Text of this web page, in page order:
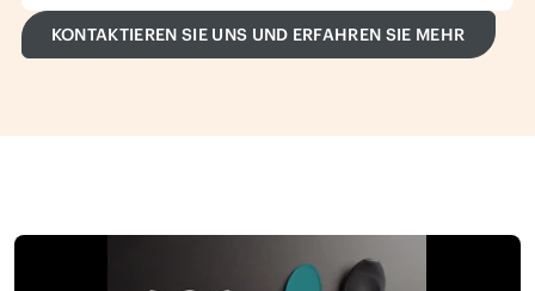
KONTAKTIEREN SIE UNS UND ERFAHREN SIE MEHR